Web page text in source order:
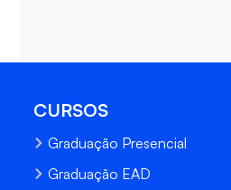
CURSOS
Graduação Presencial
Graduação EAD